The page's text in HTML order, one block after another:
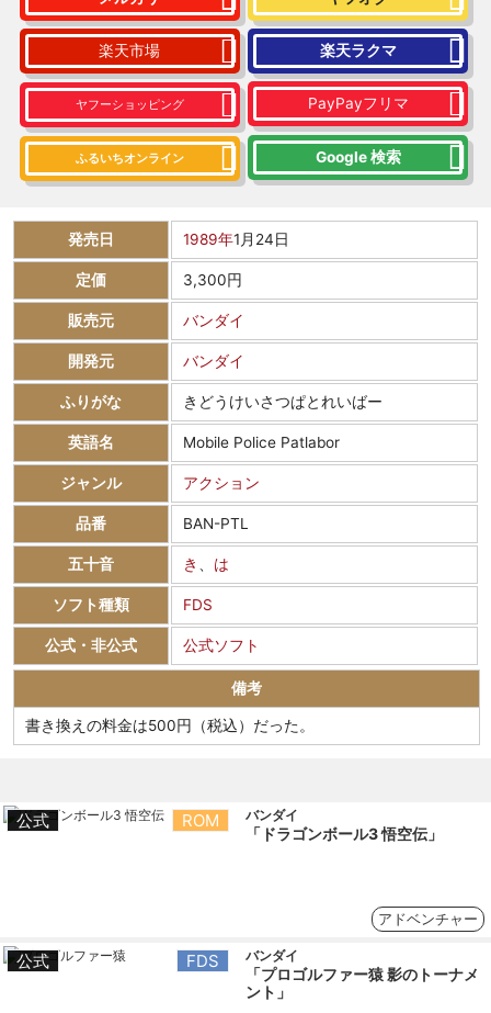
楽天市場 楽天ラクマ
ヤフーショッピング PayPayフリマ
ふるいちオンライン Google 検索
発売日 1989年1月24日
定価 3,300円
販売元 バンダイ
開発元 バンダイ
ふりがな きどうけいさつぱとれいばー
英語名 Mobile Police Patlabor
ジャンル アクション
品番 BAN-PTL
五十音 き は
ソフト種類 FDS
公式・非公式 公式ソフト
備考
書き換えの料金は500円（税込）だった。
公式 ROM バンダイ
「ドラゴンボール3 悟空伝」
アドベンチャー
公式 FDS バンダイ
「プロゴルファー猿 影のトーナメ
ント」